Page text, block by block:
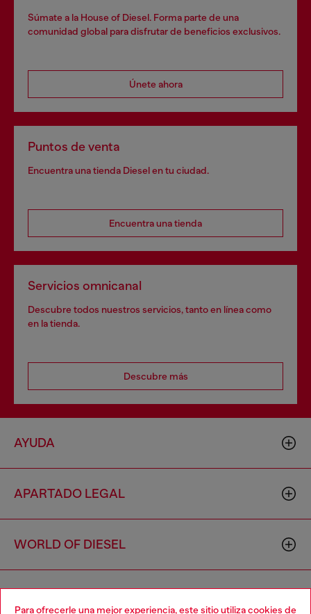
Para ofrecerle una mejor experiencia, este sitio utiliza cookies de
Súmate a la House of Diesel. Forma parte de una
comunidad global para disfrutar de beneficios exclusivos.
Únete ahora
Puntos de venta
Encuentra una tienda Diesel en tu ciudad.
Encuentra una tienda
Servicios omnicanal
Descubre todos nuestros servicios, tanto en línea como
en la tienda.
Descubre más
AYUDA
APARTADO LEGAL
WORLD OF DIESEL